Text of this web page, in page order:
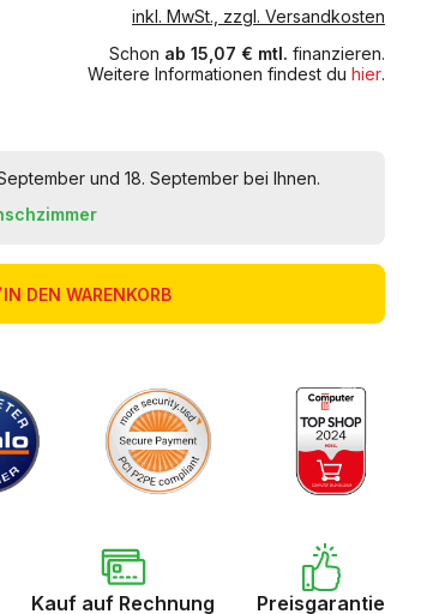
inkl. MwSt., zzgl. Versandkosten
Schon ab 15,07 € mtl. finanzieren.
Weitere Informationen findest du hier.
und 18. September bei Ihnen.
IN DEN WARENKORB
Kauf auf Rechnung Preisgarantie